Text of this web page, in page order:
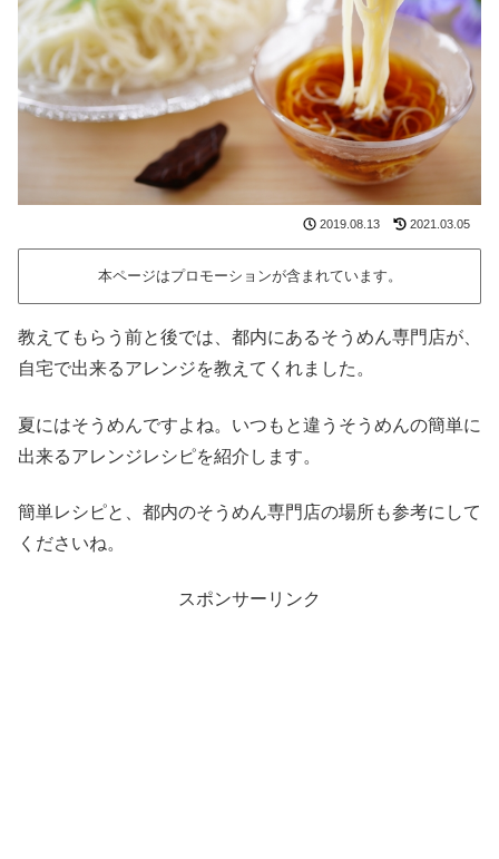
2019.08.13 2021.03.05
本ページはプロモーションが含まれています。
教えてもらう前と後では、都内にあるそうめん専門店が、
自宅で出来るアレンジを教えてくれました。
夏にはそうめんですよね。いつもと違うそうめんの簡単に
出来るアレンジレシピを紹介します。
簡単レシピと、都内のそうめん専門店の場所も参考にして
くださいね。
スポンサーリンク